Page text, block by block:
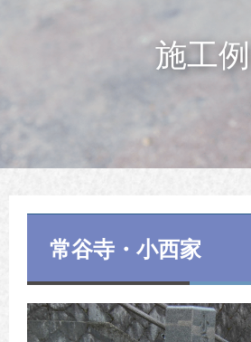
施工例
常谷寺・小西家